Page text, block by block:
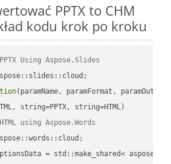
PPTX to CHM
kodu krok po kroku
Using Aspose.Slides
(paramName, paramFormat,
using Aspose.Words
= std::make_shared<